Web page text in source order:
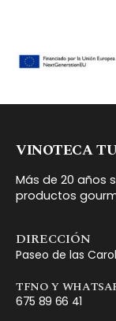
VINOTECA
Más de 20 años
productos
DIRECCIÓN
Paseo de las
TFNO Y
675 89 66 41